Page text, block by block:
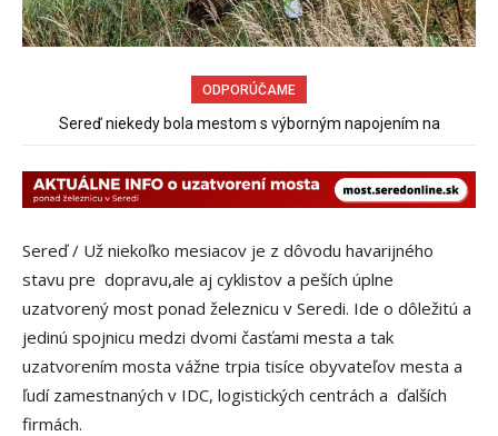
ODPORÚČAME
Sereď niekedy bola mestom s výborným napojením na
Sereď / Už niekoľko mesiacov je z dôvodu havarijného
stavu pre dopravu,ale aj cyklistov a peších úplne
uzatvorený most ponad železnicu v Seredi. Ide o dôležitú a
jedinú spojnicu medzi dvomi časťami mesta a tak
uzatvorením mosta vážne trpia tisíce obyvateľov mesta a
ľudí zamestnaných v IDC, logistických centrách a ďalších
firmách.